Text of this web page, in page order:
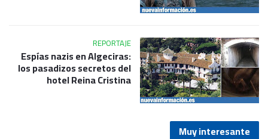
REPORTAJE
Espías nazis en Algeciras:
los pasadizos secretos del
hotel Reina Cristina
Muy interesante